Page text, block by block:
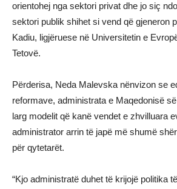
orientohej nga sektori privat dhe jo siç
sektori publik shihet si vend që gjeneron
Kadiu, ligjëruese në Universitetin e
Tetovë.
Përderisa, Neda Malevska nënvizon se
reformave, administrata e Maqedonisë
larg modelit që kanë vendet e zhvilluara
administrator arrin të japë më shumë
për qytetarët.
“Kjo administratë duhet të krijojë politika